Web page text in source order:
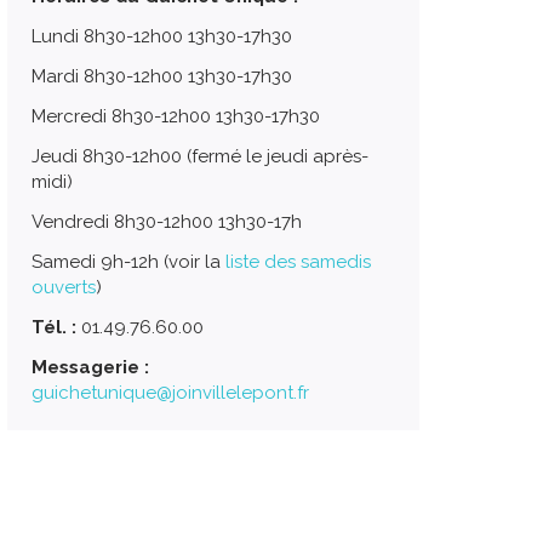
Lundi 8h30-12h00 13h30-17h30
Mardi 8h30-12h00 13h30-17h30
Mercredi 8h30-12h00 13h30-17h30
Jeudi 8h30-12h00 (fermé le jeudi après-
midi)
Vendredi 8h30-12h00 13h30-17h
Samedi 9h-12h (voir la liste des samedis
ouverts)
Tél. : 01.49.76.60.00
Messagerie :
guichetunique@joinvillelepont.fr